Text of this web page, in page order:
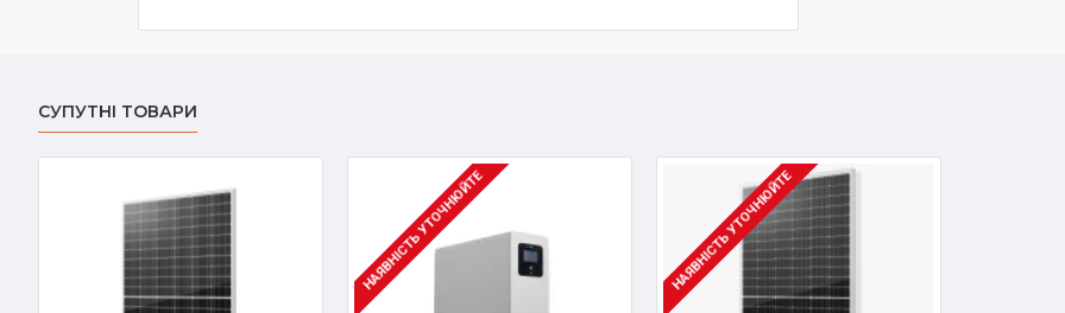
Інвертор може бути
струм, що дозволяє
обладнання. Це
технологій.
Розширене управління
СУПУТНІ ТОВАРИ
НАЯВНІСТЬ УТОЧНЮЙТЕ НАЯВНІСТЬ УТОЧНЮЙТЕ